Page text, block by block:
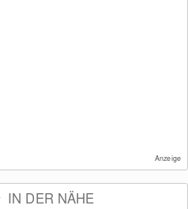
Anzeige
IN DER NÄHE